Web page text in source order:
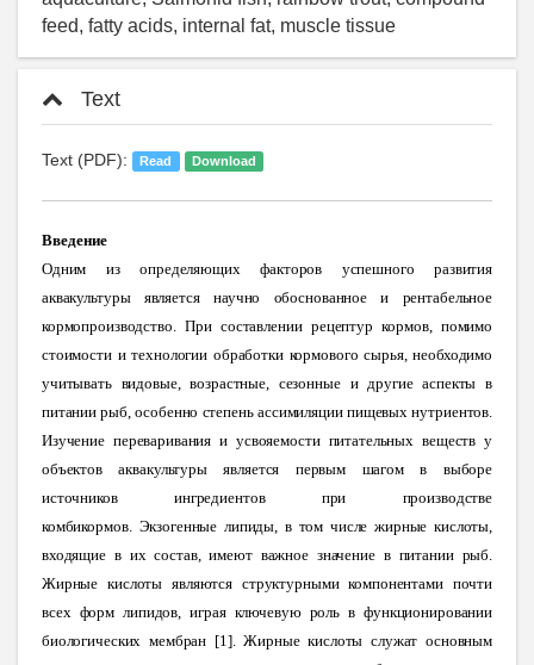
feed, fatty acids, internal fat, muscle tissue
Text
Text (PDF): Read Download
Введение
Одним из определяющих факторов успешного развития
аквакультуры является научно обоснованное и рентабельное
кормопроизводство. При составлении рецептур кормов, помимо
стоимости и технологии обработки кормового сырья, необходимо
учитывать видовые, возрастные, сезонные и другие аспекты в
питании рыб, особенно степень ассимиляции пищевых нутриентов.
Изучение переваривания и усвояемости питательных веществ у
объектов аквакультуры является первым шагом в выборе
источников ингредиентов при производстве
комбикормов. Экзогенные липиды, в том числе жирные кислоты,
входящие в их состав, имеют важное значение в питании рыб.
Жирные кислоты являются структурными компонентами почти
всех форм липидов, играя ключевую роль в функционировании
биологических мембран [1]. Жирные кислоты служат основным